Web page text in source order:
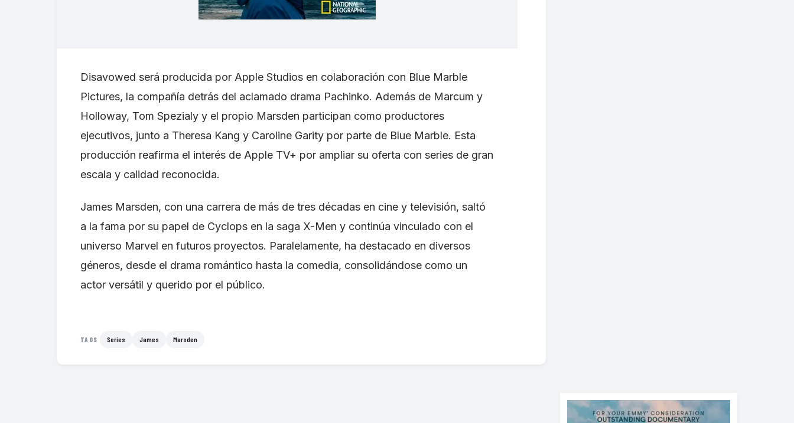
Disavowed será producida por Apple Studios en colaboración con Blue Marble
Pictures, la compañía detrás del aclamado drama Pachinko. Además de Marcum y
Holloway, Tom Spezialy y el propio Marsden participan como productores
ejecutivos, junto a Theresa Kang y Caroline Garity por parte de Blue Marble. Esta
producción reafirma el interés de Apple TV+ por ampliar su oferta con series de gran
escala y calidad reconocida.
James Marsden, con una carrera de más de tres décadas en cine y televisión, saltó
a la fama por su papel de Cyclops en la saga X-Men y continúa vinculado con el
universo Marvel en futuros proyectos. Paralelamente, ha destacado en diversos
géneros, desde el drama romántico hasta la comedia, consolidándose como un
actor versátil y querido por el público.
TAGS Series James Marsden